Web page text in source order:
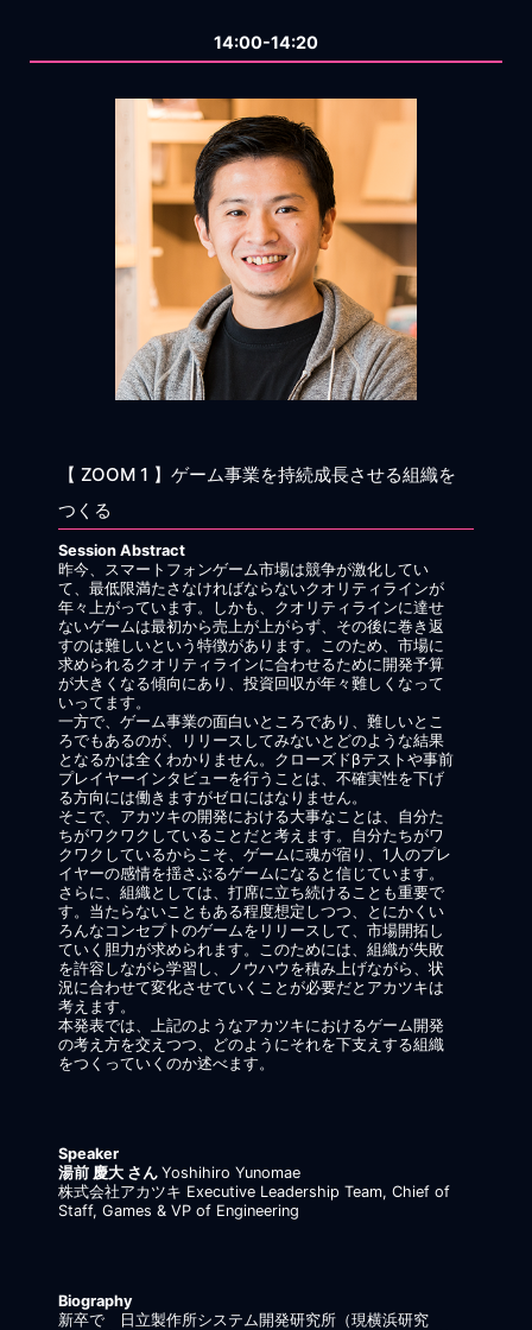
14:00-14:20
【 ZOOM 1 】ゲーム事業を持続成長させる組織を
つくる
Session Abstract
昨今、スマートフォンゲーム市場は競争が激化してい
て、最低限満たさなければならないクオリティラインが
年々上がっています。しかも、クオリティラインに達せ
ないゲームは最初から売上が上がらず、その後に巻き返
すのは難しいという特徴があります。このため、市場に
求められるクオリティラインに合わせるために開発予算
が大きくなる傾向にあり、投資回収が年々難しくなって
いってます。
一方で、ゲーム事業の面白いところであり、難しいとこ
ろでもあるのが、リリースしてみないとどのような結果
となるかは全くわかりません。クローズドβテストや事前
プレイヤーインタビューを行うことは、不確実性を下げ
る方向には働きますがゼロにはなりません。
そこで、アカツキの開発における大事なことは、自分た
ちがワクワクしていることだと考えます。自分たちがワ
クワクしているからこそ、ゲームに魂が宿り、1人のプレ
イヤーの感情を揺さぶるゲームになると信じています。
さらに、組織としては、打席に立ち続けることも重要で
す。当たらないこともある程度想定しつつ、とにかくい
ろんなコンセプトのゲームをリリースして、市場開拓し
ていく胆力が求められます。このためには、組織が失敗
を許容しながら学習し、ノウハウを積み上げながら、状
況に合わせて変化させていくことが必要だとアカツキは
考えます。
本発表では、上記のようなアカツキにおけるゲーム開発
の考え方を交えつつ、どのようにそれを下支えする組織
をつくっていくのか述べます。
Speaker
湯前 慶大 さんYoshihiro Yunomae
株式会社アカツキ Executive Leadership Team, Chief of
Staff, Games & VP of Engineering
Biography
新卒で゙日立製作所システム開発研究所（現横浜研究